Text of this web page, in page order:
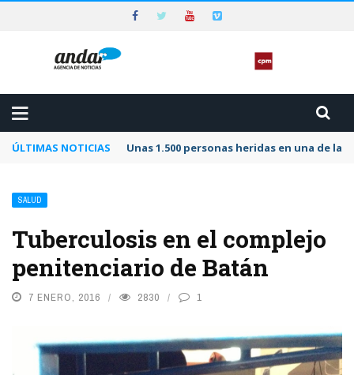
ÚLTIMAS NOTICIAS Unas 1.500 personas heridas en una de
SALUD
Tuberculosis en el complejo
penitenciario de Batán
7 ENERO, 2016 2830 1